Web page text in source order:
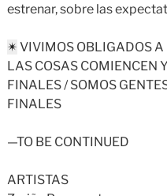
estrenar, sobre las
✴︎ VIVIMOS OBLIGADOS A
LAS COSAS COMIENCEN
FINALES / SOMOS
FINALES
—TO BE CONTINUED
ARTISTAS